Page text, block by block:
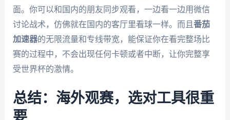
面。你可以和国内的朋友同步观看，一边看一边用微信
讨论战术，仿佛就在国内的客厅里看球一样。而且 番茄
加速器的无限流量和专线带宽，能保证你在看完整场比
赛的过程中，不会出现任何卡顿或者中断，让你完整享
受世界杯的激情。
总结：海外观赛，选对工具很重
要